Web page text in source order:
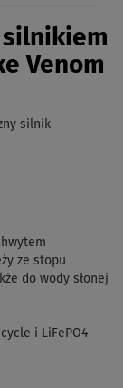
Venom
silnik
ze stopu
do wody słonej
i LiFePO4